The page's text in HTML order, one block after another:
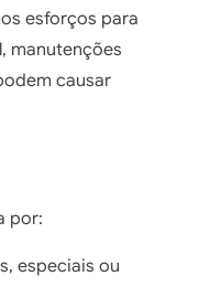
esforços para
manutenções
causar
por:
especiais ou